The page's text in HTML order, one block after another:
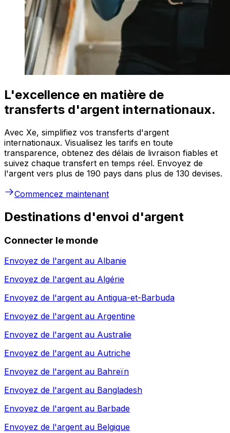
L'excellence en matière de
transferts d'argent internationaux.
Avec Xe, simplifiez vos transferts d'argent
internationaux. Visualisez les tarifs en toute
transparence, obtenez des délais de livraison fiables et
suivez chaque transfert en temps réel. Envoyez de
l'argent vers plus de 190 pays dans plus de 130 devises.
Commencez maintenant
Destinations d'envoi d'argent
Connecter le monde
Envoyez de l'argent au Albanie
Envoyez de l'argent au Algérie
Envoyez de l'argent au Antigua-et-Barbuda
Envoyez de l'argent au Argentine
Envoyez de l'argent au Australie
Envoyez de l'argent au Autriche
Envoyez de l'argent au Bahreïn
Envoyez de l'argent au Bangladesh
Envoyez de l'argent au Barbade
Envoyez de l'argent au Belgique